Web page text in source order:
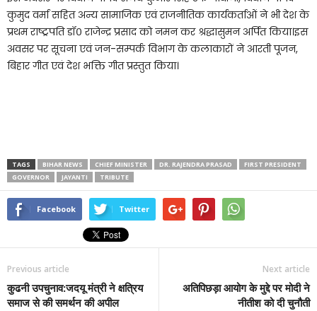
कुमुद वर्मा सहित अन्य सामाजिक एवं राजनीतिक कार्यकर्ताओं ने भी देश के
प्रथम राष्ट्रपति डॉ० राजेन्द्र प्रसाद को नमन कर श्रद्धासुमन अर्पित किया।इस
अवसर पर सूचना एवं जन-सम्पर्क विभाग के कलाकारों ने आरती पूजन,
बिहार गीत एवं देश भक्ति गीत प्रस्तुत किया।
TAGS BIHAR NEWS CHIEF MINISTER DR. RAJENDRA PRASAD
FIRST PRESIDENT
GOVERNOR
JAYANTI TRIBUTE
Facebook Twitter
Previous article
कुढनी उपचुनाव:जदयू मंत्री ने क्षत्रिय
समाज से की समर्थन की अपील
Next article
अतिपिछड़ा आयोग के मुद्दे पर मोदी ने
नीतीश को दी चुनौती